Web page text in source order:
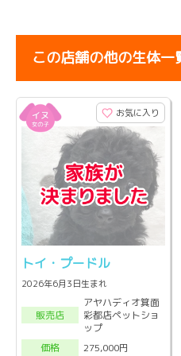
この店舗の他の生体一
お気に入り
トイ・プードル
2026年6月3日生まれ
販売店
アヤハディオ箕面
彩都店ペットショ
ップ
価格
275,000円